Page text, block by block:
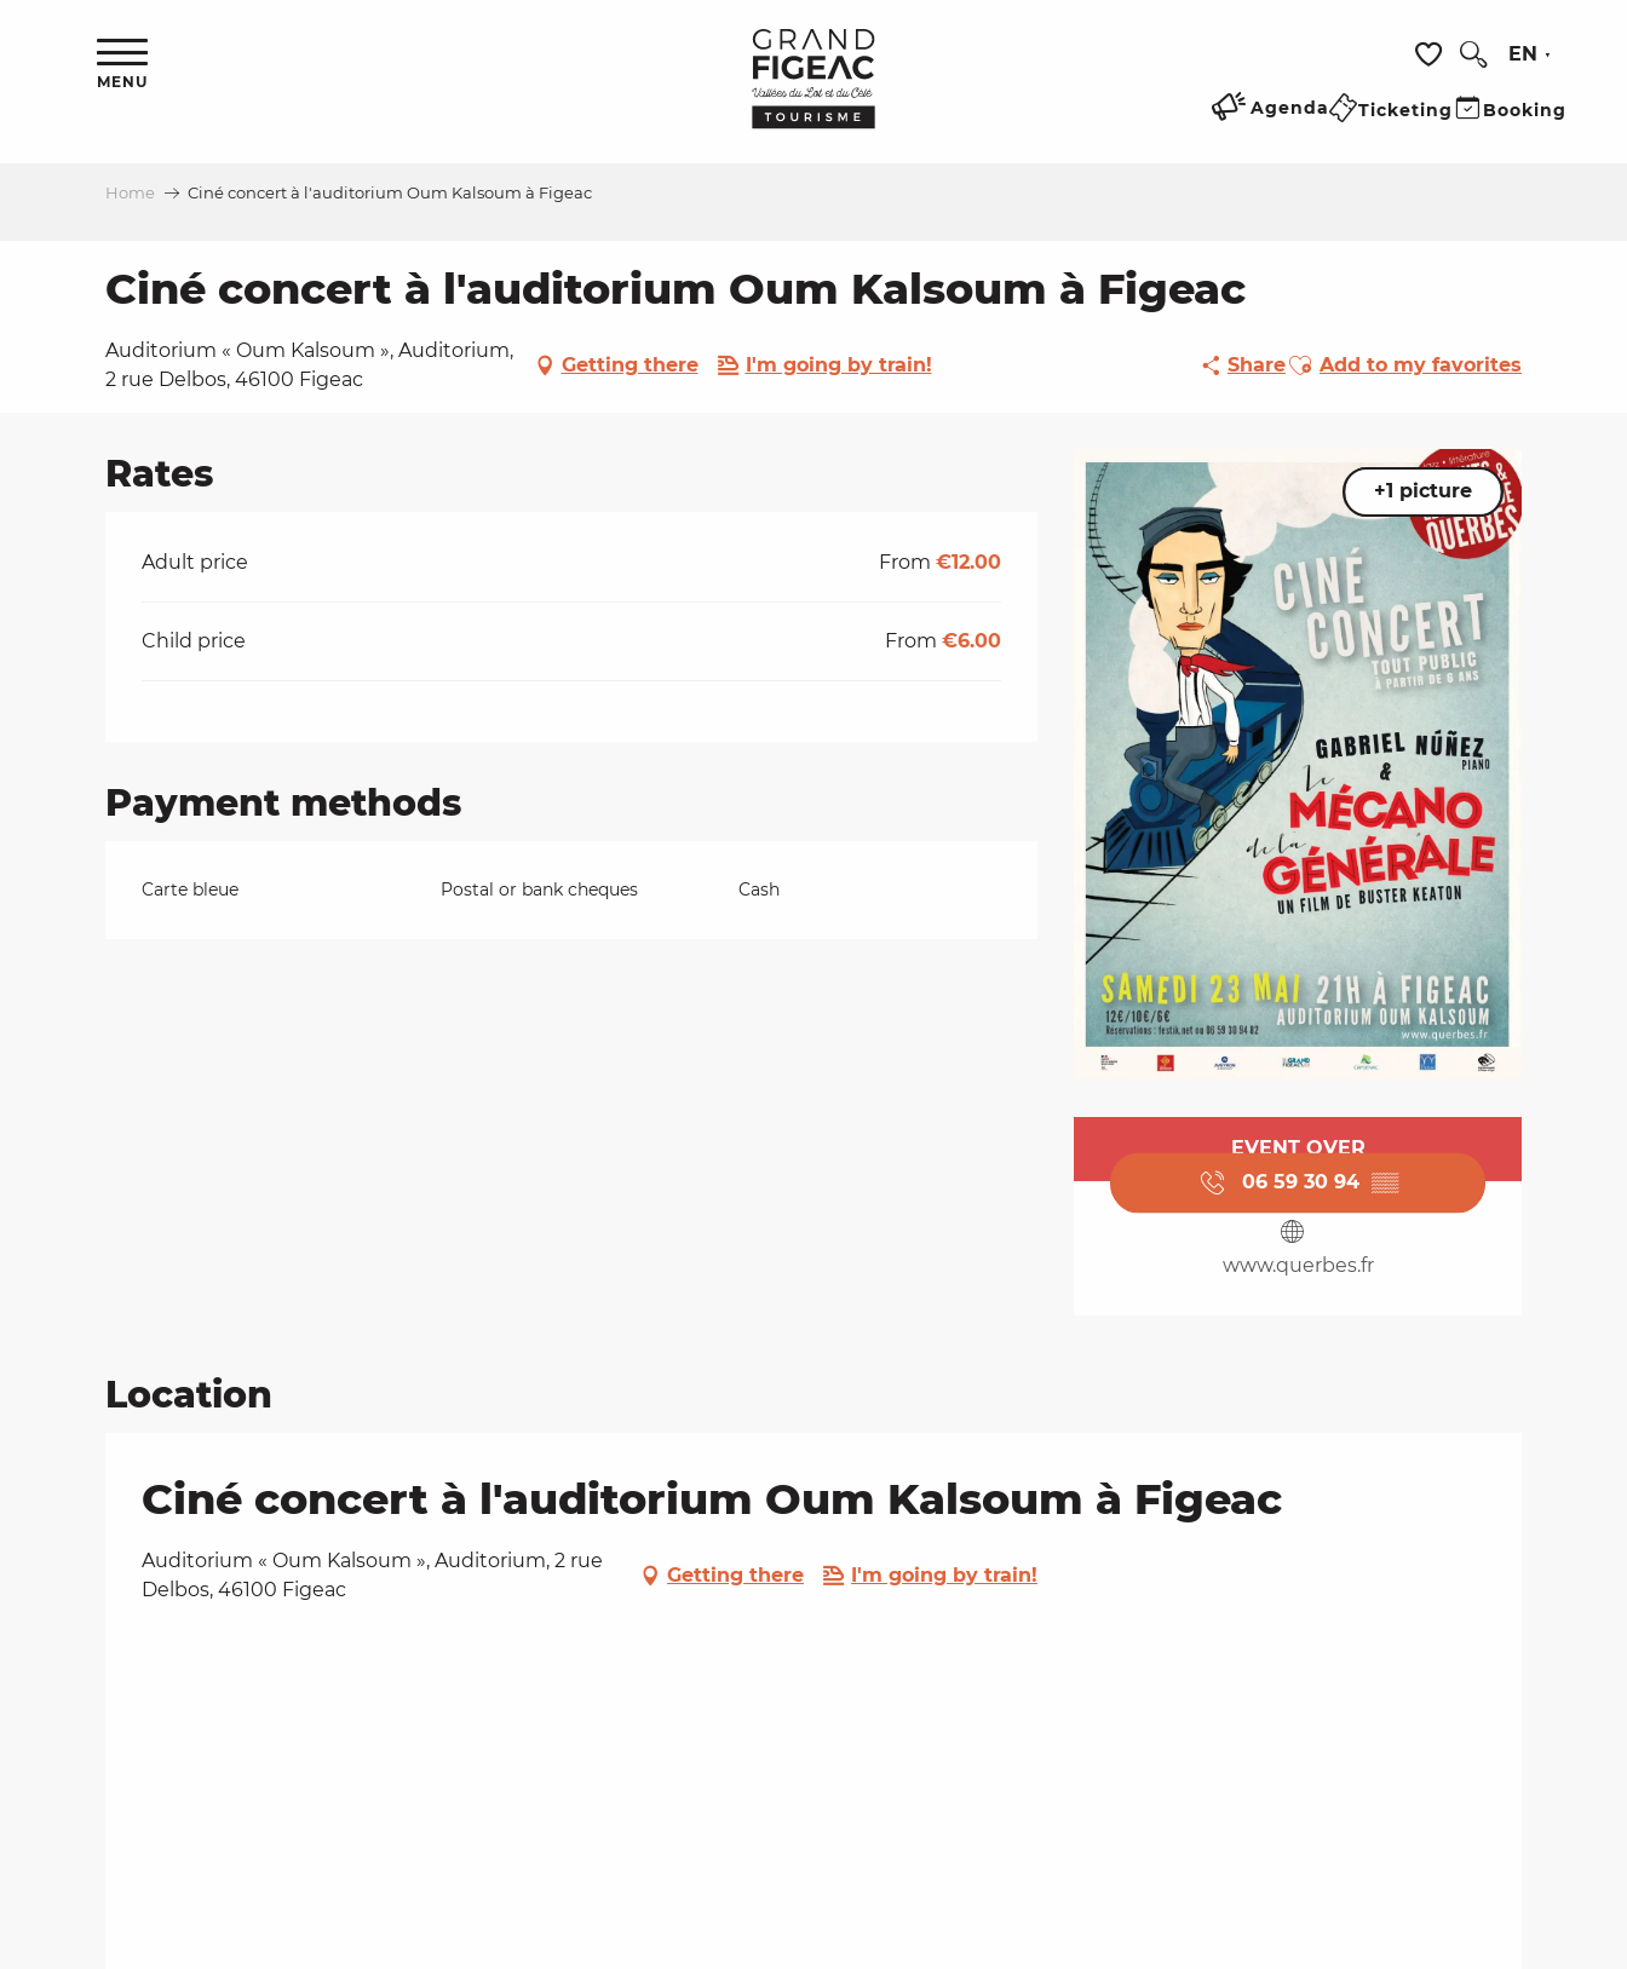
Voir les favoris
EN
MENU
Agenda Ticketing Booking
Home Ciné concert à l'auditorium Oum Kalsoum à Figeac
Ciné concert à l'auditorium Oum Kalsoum à Figeac
Auditorium « Oum Kalsoum », Auditorium,
2 rue Delbos, 46100 Figeac
Getting there I'm going by train! ShareAjouter aux favoris
Add to my favorites
+1 picture
Opening hours &
EVENT OVER
06 59 30 94 ▒▒
www.querbes.fr
Rates
Rates 2026
Adult price From€12.00
Child price From€6.00
Payment methods
Carte bleue Postal or bank cheques Cash
Location
Ciné concert à l'auditorium Oum Kalsoum à Figeac
Auditorium « Oum Kalsoum », Auditorium, 2 rue
Delbos, 46100 Figeac
Getting there I'm going by train!